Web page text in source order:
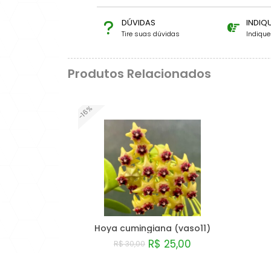
DÚVIDAS
Tire suas dúvidas
Produtos Relacionados
-16%
Hoya cumingiana (vaso11)
R$ 30,00 R$ 25,00